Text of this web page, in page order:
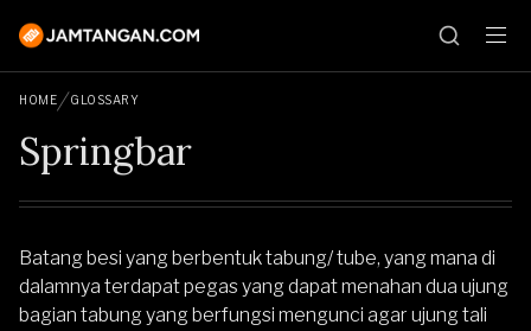
HOME GLOSSARY
Springbar
Batang besi yang berbentuk tabung/ tube, yang mana di
dalamnya terdapat pegas yang dapat menahan dua ujung
bagian tabung yang berfungsi mengunci agar ujung tali